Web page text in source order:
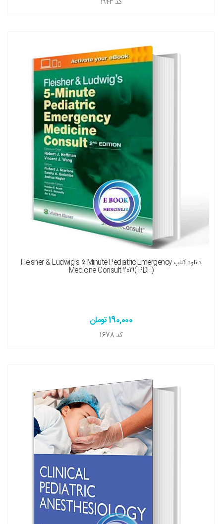
دانلود کتاب Fleisher & Ludwig's 5-Minute Pediatric Emergency
Medicine Consult 2019( PDF)
190,000 تومان
کد 1678